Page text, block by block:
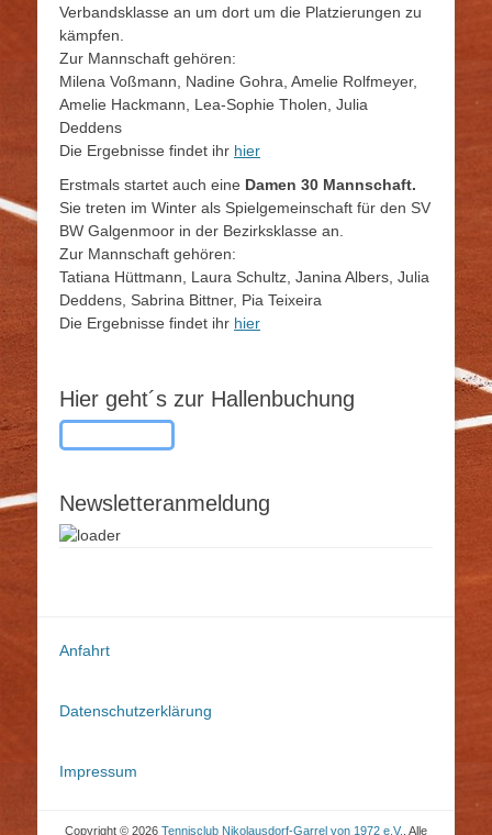
Verbandsklasse an um dort um die Platzierungen zu
kämpfen.
Zur Mannschaft gehören:
Milena Voßmann, Nadine Gohra, Amelie Rolfmeyer,
Amelie Hackmann, Lea-Sophie Tholen, Julia
Deddens
Die Ergebnisse findet ihr hier
Erstmals startet auch eine Damen 30 Mannschaft.
Sie treten im Winter als Spielgemeinschaft für den SV
BW Galgenmoor in der Bezirksklasse an.
Zur Mannschaft gehören:
Tatiana Hüttmann, Laura Schultz, Janina Albers, Julia
Deddens, Sabrina Bittner, Pia Teixeira
Die Ergebnisse findet ihr hier
Hier geht´s zur Hallenbuchung
Newsletteranmeldung
Anfahrt
Datenschutzerklärung
Impressum
Copyright © 2026 Tennisclub Nikolausdorf-Garrel von 1972 e.V. . Alle